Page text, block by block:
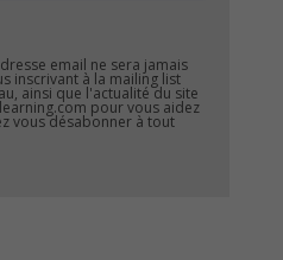
email ne sera jamais
inscrivant à la mailing list
ainsi que l'actualité du site
pour vous aidez
vous désabonner à tout